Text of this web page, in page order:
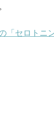
「セロトニ